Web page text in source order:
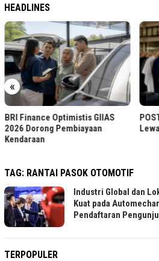
HEADLINES
«
BRI Finance Optimistis GIIAS
2026 Dorong Pembiayaan
Kendaraan
TAG: RANTAI PASOK OTOMOTIF
Industri Global dan
Kuat pada
Pendaftaran
TERPOPULER